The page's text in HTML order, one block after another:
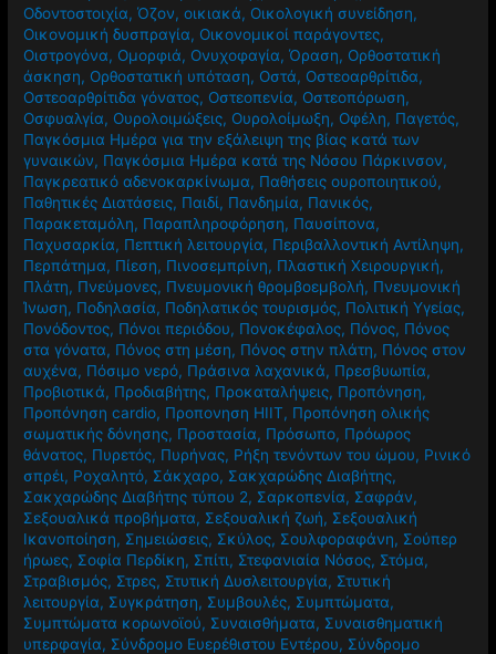
Οδοντοστοιχία,Όζον,οικιακά, Οικολογική συνείδηση,
Οικονομική δυσπραγία, Οικονομικοί παράγοντες,
Οιστρογόνα, Ομορφιά, Ονυχοφαγία,Όραση, Ορθοστατική
άσκηση, Ορθοστατική υπόταση, Οστά, Οστεοαρθρίτιδα,
Οστεοαρθρίτιδα γόνατος, Οστεοπενία, Οστεοπόρωση,
Οσφυαλγία, Ουρολοιμώξεις, Ουρολοίμωξη, Οφέλη, Παγετός,
Παγκόσμια Ημέρα για την εξάλειψη της βίας κατά των
γυναικών, Παγκόσμια Ημέρα κατά της Νόσου Πάρκινσον,
Παγκρεατικό αδενοκαρκίνωμα, Παθήσεις ουροποιητικού,
Παθητικές Διατάσεις, Παιδί, Πανδημία, Πανικός,
Παρακεταμόλη, Παραπληροφόρηση, Παυσίπονα,
Παχυσαρκία, Πεπτική λειτουργία, Περιβαλλοντική Αντίληψη,
Περπάτημα, Πίεση, Πινοσεμπρίνη, Πλαστική Χειρουργική,
Πλάτη, Πνεύμονες, Πνευμονική θρομβοεμβολή, Πνευμονική
Ίνωση, Ποδηλασία, Ποδηλατικός τουρισμός, Πολιτική Υγείας,
Πονόδοντος, Πόνοι περιόδου, Πονοκέφαλος, Πόνος, Πόνος
στα γόνατα, Πόνος στη μέση, Πόνος στην πλάτη, Πόνος στον
αυχένα, Πόσιμο νερό, Πράσινα λαχανικά, Πρεσβυωπία,
Προβιοτικά, Προδιαβήτης, Προκαταλήψεις, Προπόνηση,
Προπόνηση cardio, Προπονηση HIIT, Προπόνηση ολικής
σωματικής δόνησης, Προστασία, Πρόσωπο, Πρόωρος
θάνατος, Πυρετός, Πυρήνας, Ρήξη τενόντων του ώμου, Ρινικό
σπρέι, Ροχαλητό, Σάκχαρο, Σακχαρώδης Διαβήτης,
Σακχαρώδης Διαβήτης τύπου 2, Σαρκοπενία, Σαφράν,
Σεξουαλικά προβήματα, Σεξουαλική ζωή, Σεξουαλική
Ικανοποίηση, Σημειώσεις, Σκύλος, Σουλφοραφάνη, Σούπερ
ήρωες, Σοφία Περδίκη, Σπίτι, Στεφανιαία Νόσος, Στόμα,
Στραβισμός, Στρες, Στυτική Δυσλειτουργία, Στυτική
λειτουργία, Συγκράτηση, Συμβουλές, Συμπτώματα,
Συμπτώματα κορωνοϊού, Συναισθήματα, Συναισθηματική
υπερφαγία, Σύνδρομο Ευερέθιστου Εντέρου, Σύνδρομο